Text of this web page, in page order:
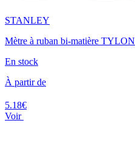
STANLEY
Mètre à ruban bi-matière TYLON
En stock
À partir de
5.18€
Voir